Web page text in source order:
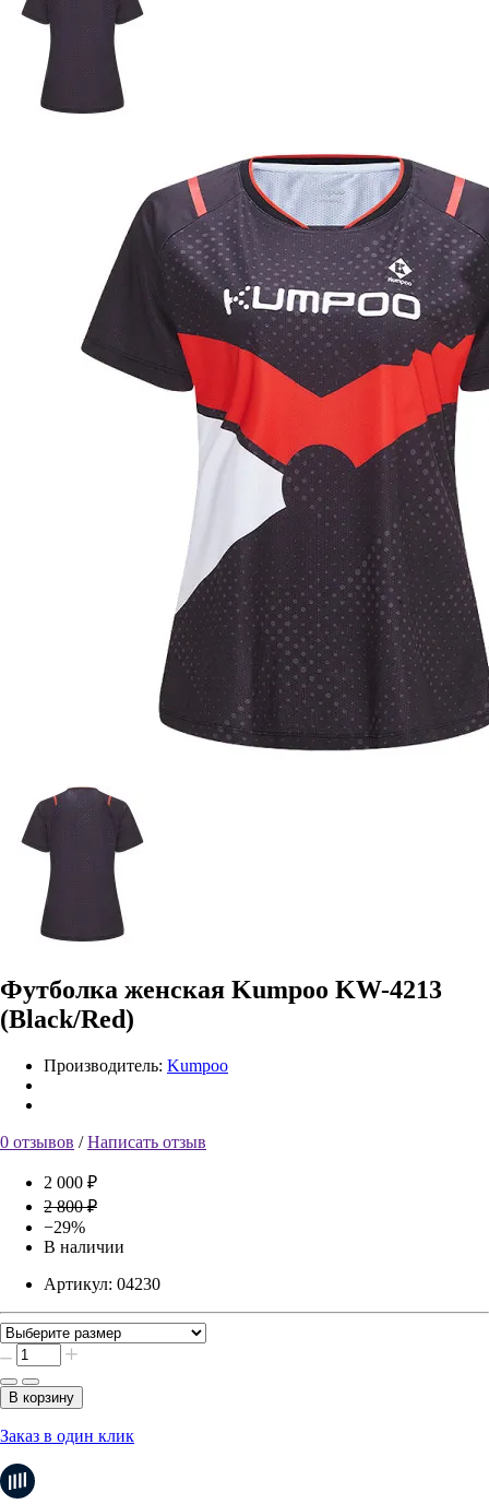
Футболка женская Kumpoo KW-4213
(Black/Red)
Производитель: Kumpoo
0 отзывов /Написать отзыв
2 000 ₽
2 800 ₽
−29%
В наличии
Артикул: 04230
В корзину
Заказ в один клик